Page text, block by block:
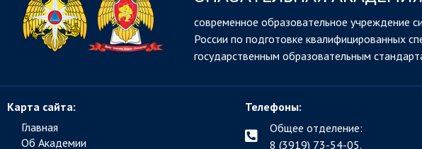
cовременное образовательное учреждение
России по подготовке квалифицированных
государственным образовательным
Карта сайта:
Главная
Об Академии
Телефоны:
Общее отделение:
8 (3919) 73-54-05.